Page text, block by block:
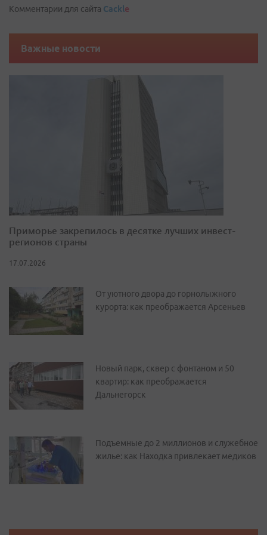
Комментарии для сайта Cackle
Важные новости
Приморье закрепилось в десятке лучших инвест-
регионов страны
17.07.2026
От уютного двора до горнолыжного
курорта: как преображается Арсеньев
Новый парк, сквер с фонтаном и 50
квартир: как преображается
Дальнегорск
Подъемные до 2 миллионов и служебное
жилье: как Находка привлекает медиков